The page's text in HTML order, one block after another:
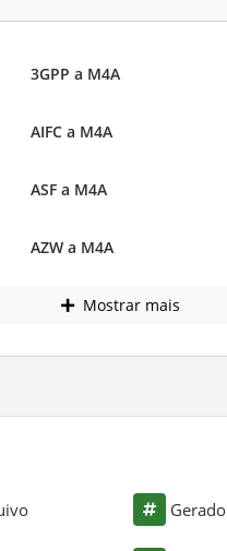
3GPP a M4A
AIFC a M4A
ASF a M4A
AZW a M4A
Mostrar mais